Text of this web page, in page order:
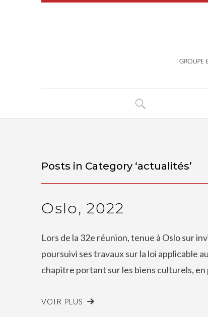
Posts in Category ‘actualités’
Oslo, 2022
Lors de la 32e réunion, tenue à Oslo sur
poursuivi ses travaux sur la loi applicable
chapitre portant sur les biens culturels,
VOIR PLUS